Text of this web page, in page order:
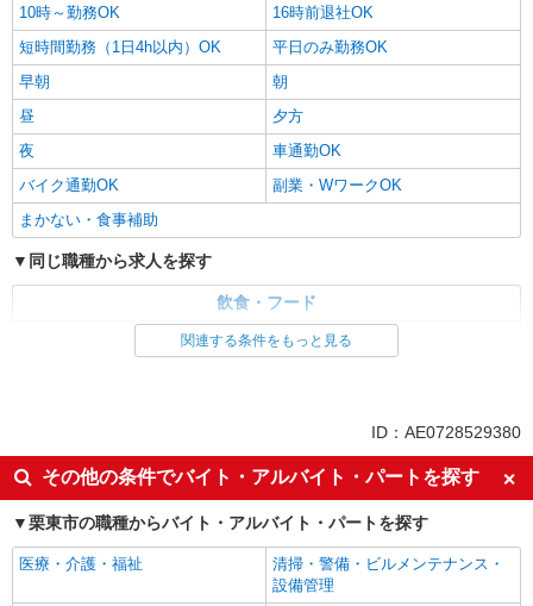
10時～勤務OK
16時前退社OK
短時間勤務（1日4h以内）OK
平日のみ勤務OK
早朝
朝
昼
夕方
夜
車通勤OK
バイク通勤OK
副業・WワークOK
まかない・食事補助
同じ職種から求人を探す
飲食・フード
調理・調理補助・調理師
社会保険あり
社員登用あり
週2～3日勤務OK
短時間勤務（1日4h以内）OK
車通勤OK
副業・WワークOK
まかない・食事補助
関連する条件をもっと見る
ID：AE0728529380
その他の条件でバイト・アルバイト・パートを探す
栗東市の職種からバイト・アルバイト・パートを探す
医療・介護・福祉
清掃・警備・ビルメンテナンス・
設備管理